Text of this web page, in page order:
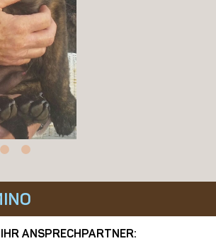
IHR ANSPRECHPARTNER: